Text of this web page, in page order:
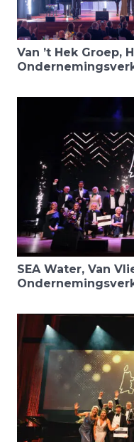
Van ’t Hek Groep,
SEA Water, Van